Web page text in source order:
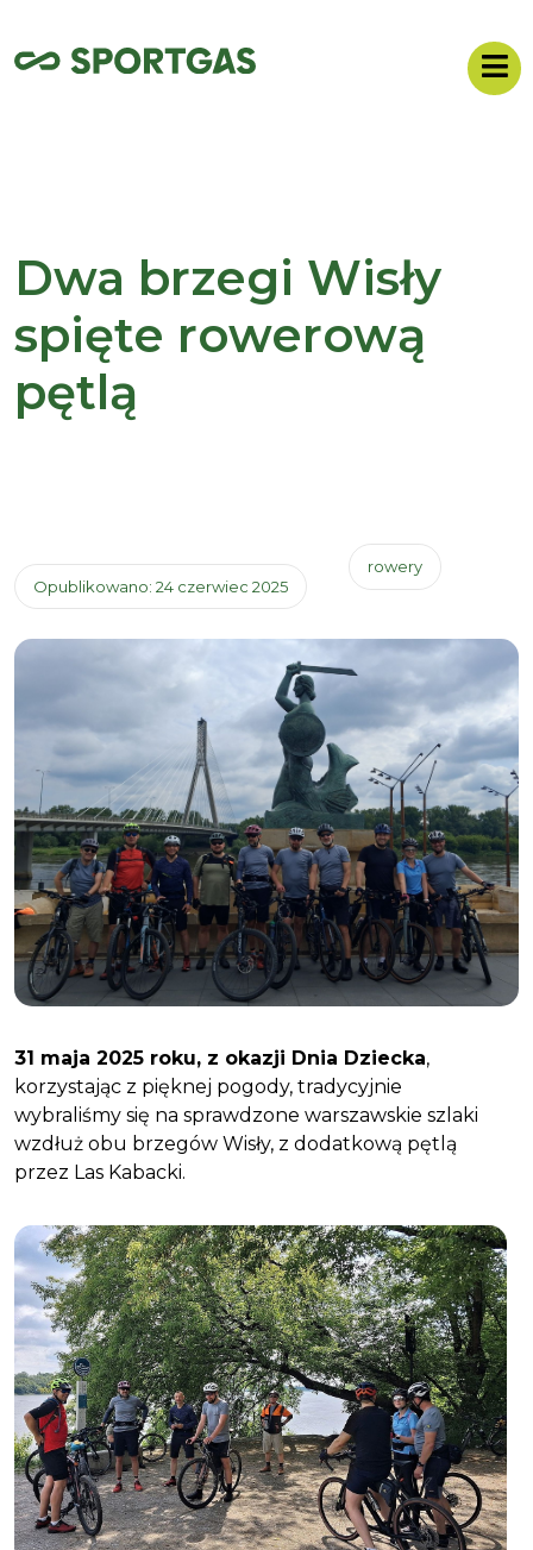
Dwa brzegi Wisły
spięte rowerową
pętlą
Opublikowano: 24 czerwiec 2025
rowery
31 maja 2025 roku, z okazji Dnia Dziecka,
korzystając z pięknej pogody, tradycyjnie
wybraliśmy się na sprawdzone warszawskie szlaki
wzdłuż obu brzegów Wisły, z dodatkową pętlą
przez Las Kabacki.